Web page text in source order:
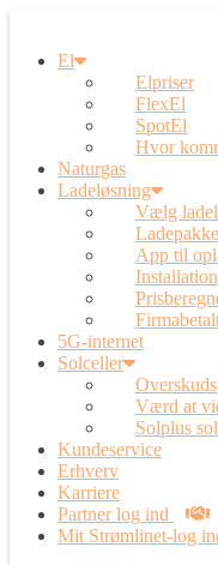
El
Elpriser
FlexEl
SpotEl
Hvor
Naturgas
Ladeløsning
Vælg
App til
Installation
5G-internet
Solceller
Værd at
Solplus
Kundeservice
Erhverv
Karriere
Partner log ind
Mit Strømlinet-log